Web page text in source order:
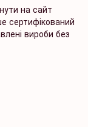
на сайт
сертифікований
вироби без